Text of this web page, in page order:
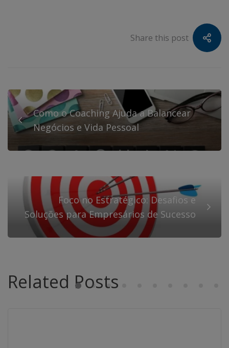
Share this post
Como o Coaching Ajuda a Balancear
Negócios e Vida Pessoal
Foco no Estratégico: Desafios e
Soluções para Empresários de Sucesso
Related Posts